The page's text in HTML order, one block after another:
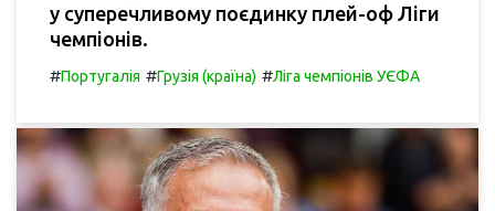
у суперечливому поєдинку плей-оф Ліги
чемпіонів.
#Португалія #Грузія (країна) #Ліга чемпіонів УЄФА